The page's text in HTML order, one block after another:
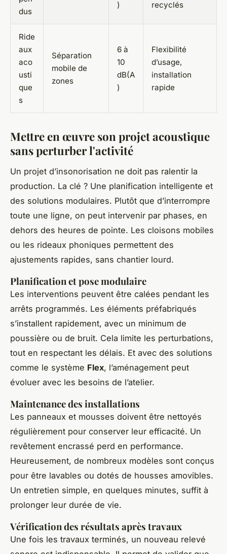
dus
) recyclés
Ride
aux
aco
usti
que
s
Séparation
mobile de
zones
6 à
10
dB(A
)
Flexibilité
d’usage,
installation
rapide
Mettre en œuvre son projet acoustique
sans perturber l'activité
Un projet d’insonorisation ne doit pas ralentir la
production. La clé ? Une planification intelligente et
des solutions modulaires. Plutôt que d’interrompre
toute une ligne, on peut intervenir par phases, en
dehors des heures de pointe. Les cloisons mobiles
ou les rideaux phoniques permettent des
ajustements rapides, sans chantier lourd.
Planification et pose modulaire
Les interventions peuvent être calées pendant les
arrêts programmés. Les éléments préfabriqués
s’installent rapidement, avec un minimum de
poussière ou de bruit. Cela limite les perturbations,
tout en respectant les délais. Et avec des solutions
comme le système Flex, l’aménagement peut
évoluer avec les besoins de l’atelier.
Maintenance des installations
Les panneaux et mousses doivent être nettoyés
régulièrement pour conserver leur efficacité. Un
revêtement encrassé perd en performance.
Heureusement, de nombreux modèles sont conçus
pour être lavables ou dotés de housses amovibles.
Un entretien simple, en quelques minutes, suffit à
prolonger leur durée de vie.
Vérification des résultats après travaux
Une fois les travaux terminés, un nouveau relevé